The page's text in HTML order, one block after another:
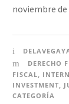
noviembre de
DERECHO
FISCAL,
INVESTMENT,
CATEGORÍA